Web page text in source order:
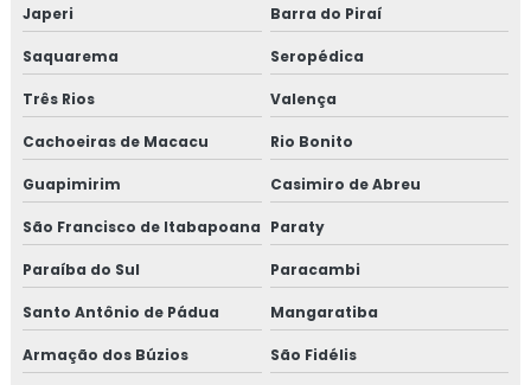
Consultoria em homologação de fornecedores e
transportadoras
Consultoria em ifs food
Consultoria em implantação de programa 5s
Consultoria em implementação gfsi
Consultoria em iso 14001
Consultoria em iso 17025
Consultoria em iso 9001
Japeri Barra do Piraí
Saquarema Seropédica
Três Rios Valença
Cachoeiras de Macacu Rio Bonito
Guapimirim Casimiro de Abreu
São Francisco de Itabapoana Paraty
Paraíba do Sul Paracambi
Santo Antônio de Pádua Mangaratiba
Armação dos Búzios São Fidélis